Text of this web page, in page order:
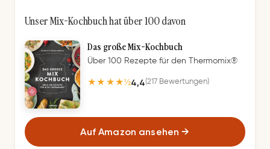
Unser Mix-Kochbuch hat über 100 davon
Das große Mix-Kochbuch
Über 100 Rezepte für den Thermomix®
★★★★½4,4(217 Bewertungen)
Auf Amazon ansehen→